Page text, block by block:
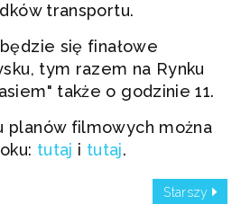
transportu.
się finałowe
tym razem na Rynku
także o godzinie 11.
planów filmowych można
tutaj i tutaj.
Starszy